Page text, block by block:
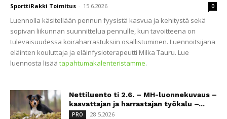
SporttiRakki Toimitus - 15.6.2026 0
Luennolla käsitellään pennun fyysistä kasvua ja kehitystä sekä
sopivan liikunnan suunnittelua pennulle, kun tavoitteena on
tulevaisuudessa koiraharrastuksiin osallistuminen. Luennoitsijana
eläinten kouluttaja ja eläinfysioterapeutti Milka Tauru. Lue
luennosta lisää tapahtumakalenteristamme.
Nettiluento ti 2.6. – MH-luonnekuvaus –
kasvattajan ja harrastajan työkalu –...
PRO 28.5.2026